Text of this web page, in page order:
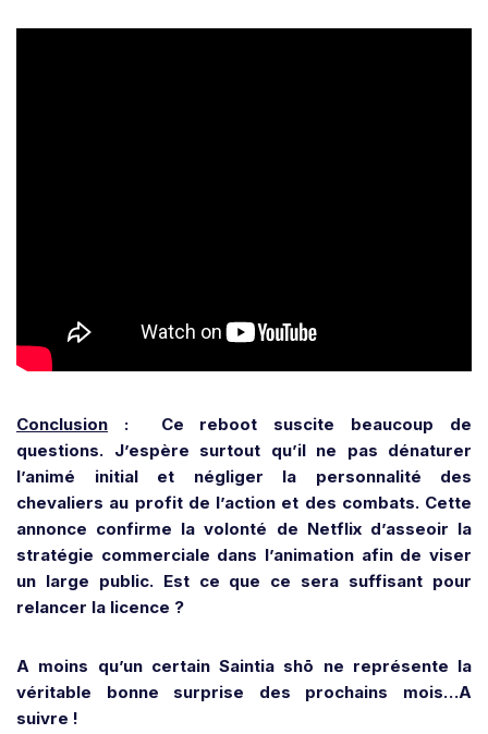
Conclusion : Ce reboot suscite beaucoup de
questions. J’espère surtout qu’il ne pas dénaturer
l’animé initial et négliger la personnalité des
chevaliers au profit de l’action et des combats. Cette
annonce confirme la volonté de Netflix d’asseoir la
stratégie commerciale dans l’animation afin de viser
un large public. Est ce que ce sera suffisant pour
relancer la licence ?
A moins qu’un certain Saintia shō ne représente la
véritable bonne surprise des prochains mois…A
suivre !